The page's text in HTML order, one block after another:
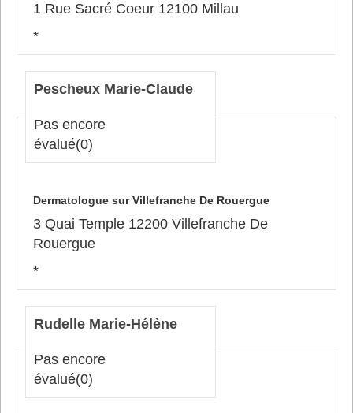
1 Rue Sacré Coeur 12100 Millau
*
Pescheux Marie-Claude
Pas encore
évalué(0)
Dermatologue sur Villefranche De Rouergue
3 Quai Temple 12200 Villefranche De
Rouergue
*
Rudelle Marie-Hélène
Pas encore
évalué(0)